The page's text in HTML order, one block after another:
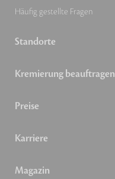
Häufig gestellte Fragen
Standorte
Kremierung beauftragen
Preise
Karriere
Magazin